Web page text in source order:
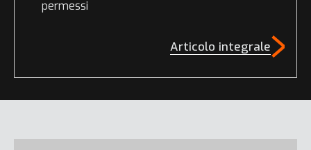
permessi
Articolo integrale